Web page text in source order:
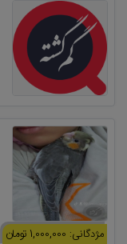
مژدگانی: 1,000,000 تومان